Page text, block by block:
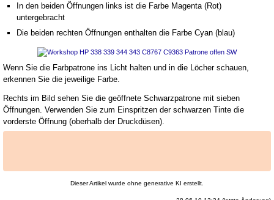
In den beiden Öffnungen links ist die Farbe Magenta (Rot)
untergebracht
Die beiden rechten Öffnungen enthalten die Farbe Cyan (blau)
Wenn Sie die Farbpatrone ins Licht halten und in die Löcher schauen,
erkennen Sie die jeweilige Farbe.
Rechts im Bild sehen Sie die geöffnete Schwarzpatrone mit sieben
Öffnungen. Verwenden Sie zum Einspritzen der schwarzen Tinte die
vorderste Öffnung (oberhalb der Druckdüsen).
Dieser Artikel wurde ohne generative KI erstellt.